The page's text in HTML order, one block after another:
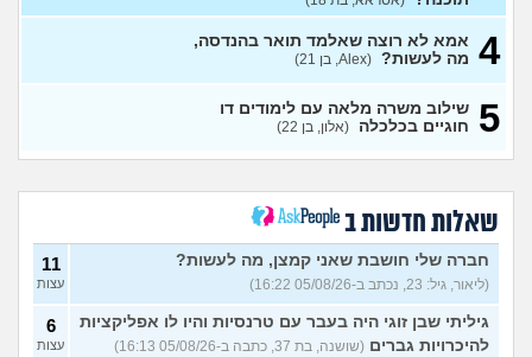
לימודים בתחום מזרחנות/
קרימינולוגיה עם אבחנות
ללמוד פסיכולוגיה? (מישהו, בן
87)
ספר כדי להתחיל מוקדם יותר?
(ירין, בת 19)
סיימתי תואר והבנתי שאני לא
רוצה לעבוד בתחום, מה
עכשיו?
(טל, בת 29)
9
עצות
מס שאלות לסטודנטים ובוגרים
של המכללה האקדמית וינגייט
1
עצות
4 אמא לא רוצה שאלמד תואר בהנדסה,
מה לעשות? (Alex, בן 21)
5 שילוב משרה מלאה עם לימודים דו
חוגיים בכלכלה (אלון, בן 22)
שאלות חדשות ב
חברה שלי חושבת שאני קמצן, מה לעשות?
(ליאור, גיל: 23, נכתב ב-05/08/26 16:22)
11
עצות
גיליתי שבן זוגי היה בעבר עם טרנסיות והיו לו אפליקציות
להיכרויות גברים (שושנה, בת 37, כתבה ב-05/08/26 16:13)
6
עצות